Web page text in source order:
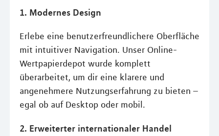
1. Modernes Design
Erlebe eine benutzerfreundlichere Oberfläche
mit intuitiver Navigation. Unser Online-
Wertpapierdepot wurde komplett
überarbeitet, um dir eine klarere und
angenehmere Nutzungserfahrung zu bieten –
egal ob auf Desktop oder mobil.
2. Erweiterter internationaler Handel